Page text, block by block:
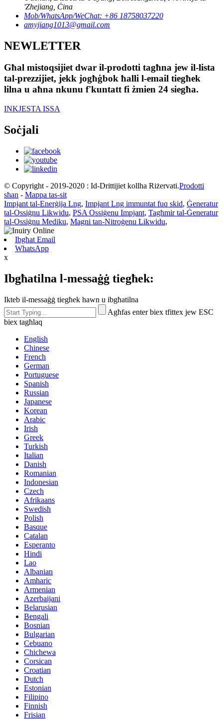
'Zhejiang, Ċina
Mob/WhatsApp/WeChat: +86 18758037220
amyjiang1013@gmail.com
NEWLETTER
Għal mistoqsijiet dwar il-prodotti tagħna jew il-lista
tal-prezzijiet, jekk jogħġbok ħalli l-email tiegħek
lilna u aħna nkunu f'kuntatt fi żmien 24 siegħa.
INKJESTA ISSA
Soċjali
© Copyright - 2019-2020 : Id-Drittijiet kollha Riżervati.Prodotti
sħan - Mappa tas-sit
Impjant tal-Enerġija Lng, Impjant Lng immuntat fuq skid, Ġeneratur
tal-Ossiġnu Likwidu, PSA Ossiġenu Impjant, Tagħmir tal-Ġeneratur
tal-Ossiġnu Mediku, Magni tan-Nitroġenu Likwidu,
Ibgħat Email
WhatsApp
x
Ibgħatilna l-messaġġ tiegħek:
Ikteb il-messaġġ tiegħek hawn u ibgħatilna
Agħfas enter biex tfittex jew ESC
biex tagħlaq
English
Chinese
French
German
Portuguese
Spanish
Russian
Japanese
Korean
Arabic
Irish
Greek
Turkish
Italian
Danish
Romanian
Indonesian
Czech
Afrikaans
Swedish
Polish
Basque
Catalan
Esperanto
Hindi
Lao
Albanian
Amharic
Armenian
Azerbaijani
Belarusian
Bengali
Bosnian
Bulgarian
Cebuano
Chichewa
Corsican
Croatian
Dutch
Estonian
Filipino
Finnish
Frisian